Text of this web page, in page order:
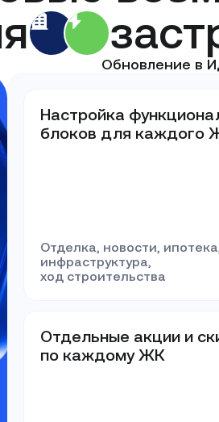
Обновление в
Настройка
блоков для каждого
Отделка, новости, ипотека,
инфраструктура,
ход строительства
Отдельные акции и
по каждому ЖК